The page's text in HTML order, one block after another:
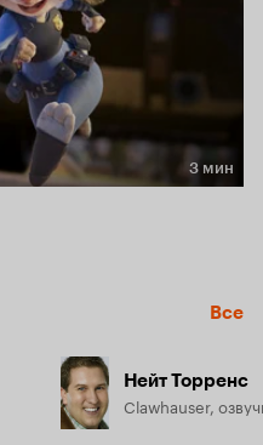
3 мин
Все
Нейт Торренс
Clawhauser,